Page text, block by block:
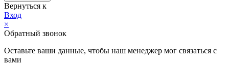
Вернуться к
Вход
×
Обратный звонок
Оставьте ваши данные, чтобы наш менеджер мог связаться с
вами